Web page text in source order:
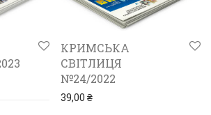
КРИМСЬКА
СВІТЛИЦЯ
№24/2022
39,00 ₴